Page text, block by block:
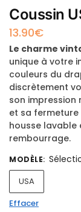
Coussin
13.90€
Le charme
unique à votre
couleurs du
discrètement
son impression
et sa
housse lavable
rembourrage.
MODÈLE:
USA
Effacer